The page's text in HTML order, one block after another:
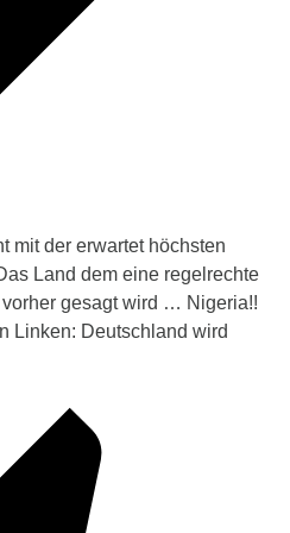
mit der erwartet höchsten
Land dem eine regelrechte
gesagt wird … Nigeria!!
Linken: Deutschland wird